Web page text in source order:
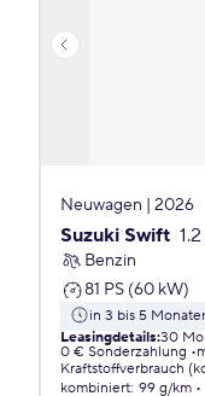
Neuwagen | 2026
Suzuki Swift
Benzin
81 PS (60 kW)
in 3 bis 5
Leasingdetails:30
0 € Sonderzahlung
Kraftstoffverbrauch
kombiniert: 99 g/km